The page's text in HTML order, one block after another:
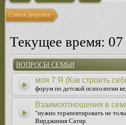
Список форумов
Текущее время: 07
ВОПРОСЫ СЕМЬИ
моя 7 Я (Как строить
форум по детской психологии
Взаимоотношения в
"нужно терапевтировать не
Вирджиния Сатир